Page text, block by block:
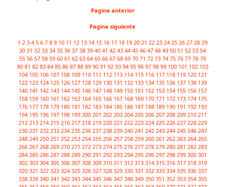
Pagina anterior
Pagina siguiente
1 2 3 4 5 6 7 8 9 10 11 12 13 14 15 16 17 18 19 20 21 22 23 24 25 26 27 28 29
30 31 32 33 34 35 36 37 38 39 40 41 42 43 44 45 46 47 48 49 50 51 52 53 54
55 56 57 58 59 60 61 62 63 64 65 66 67 68 69 70 71 72 73 74 75 76 77 78 79
80 81 82 83 84 85 86 87 88 89 90 91 92 93 94 95 96 97 98 99 100 101 102 103
104 105 106 107 108 109 110 111 112 113 114 115 116 117 118 119 120 121
122 123 124 125 126 127 128 129 130 131 132 133 134 135 136 137 138 139
140 141 142 143 144 145 146 147 148 149 150 151 152 153 154 155 156 157
158 159 160 161 162 163 164 165 166 167 168 169 170 171 172 173 174 175
176 177 178 179 180 181 182 183 184 185 186 187 188 189 190 191 192 193
194 195 196 197 198 199 200 201 202 203 204 205 206 207 208 209 210 211
212 213 214 215 216 217 218 219 220 221 222 223 224 225 226 227 228 229
230 231 232 233 234 235 236 237 238 239 240 241 242 243 244 245 246 247
248 249 250 251 252 253 254 255 256 257 258 259 260 261 262 263 264 265
266 267 268 269 270 271 272 273 274 275 276 277 278 279 280 281 282 283
284 285 286 287 288 289 290 291 292 293 294 295 296 297 298 299 300 301
302 303 304 305 306 307 308 309 310 311 312 313 314 315 316 317 318 319
320 321 322 323 324 325 326 327 328 329 330 331 332 333 334 335 336 337
338 339 340 341 342 343 344 345 346 347 348 349 350 351 352 353 354 355